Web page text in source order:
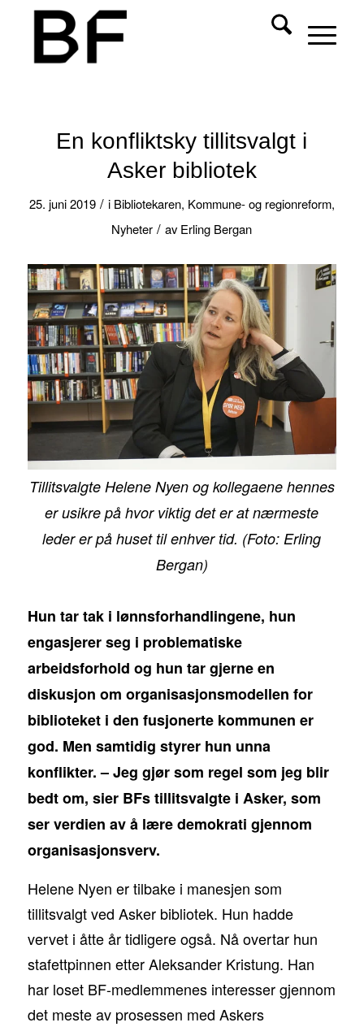
En konfliktsky tillitsvalgt i
Asker bibliotek
25. juni 2019 / i Bibliotekaren, Kommune- og regionreform,
Nyheter / av Erling Bergan
Tillitsvalgte Helene Nyen og kollegaene hennes
er usikre på hvor viktig det er at nærmeste
leder er på huset til enhver tid. (Foto: Erling
Bergan)
Hun tar tak i lønnsforhandlingene, hun
engasjerer seg i problematiske
arbeidsforhold og hun tar gjerne en
diskusjon om organisasjonsmodellen for
biblioteket i den fusjonerte kommunen er
god. Men samtidig styrer hun unna
konflikter. – Jeg gjør som regel som jeg blir
bedt om, sier BFs tillitsvalgte i Asker, som
ser verdien av å lære demokrati gjennom
organisasjonsverv.
Helene Nyen er tilbake i manesjen som
tillitsvalgt ved Asker bibliotek. Hun hadde
vervet i åtte år tidligere også. Nå overtar hun
stafettpinnen etter Aleksander Kristung. Han
har loset BF-medlemmenes interesser gjennom
det meste av prosessen med Askers